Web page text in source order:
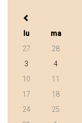
lu
ma
27
28
3
4
10
11
17
18
24
25